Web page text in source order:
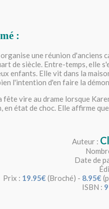
:
une réunion d'anciens
de siècle. Entre-temps, elle
enfants. Elle vit dans la
l'intention d'en faire la
fête vire au drame lorsque
en état de choc. Elle affirme
Auteur :
Date de
Prix : 19.95€ (Broché) - 8.95€
ISBN :